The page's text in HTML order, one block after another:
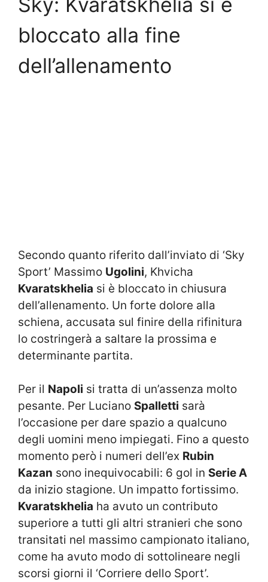
bloccato alla fine
dell’allenamento
Secondo quanto riferito dall’inviato di ‘Sky
Sport’ Massimo Ugolini, Khvicha
Kvaratskhelia si è bloccato in chiusura
dell’allenamento. Un forte dolore alla
schiena, accusata sul finire della rifinitura
lo costringerà a saltare la prossima e
determinante partita.
Per il Napoli si tratta di un’assenza molto
pesante. Per Luciano Spalletti sarà
l’occasione per dare spazio a qualcuno
degli uomini meno impiegati. Fino a questo
momento però i numeri dell’ex Rubin
Kazan sono inequivocabili: 6 gol in Serie A
da inizio stagione. Un impatto fortissimo.
Kvaratskhelia ha avuto un contributo
superiore a tutti gli altri stranieri che sono
transitati nel massimo campionato italiano,
come ha avuto modo di sottolineare negli
scorsi giorni il ‘Corriere dello Sport’.